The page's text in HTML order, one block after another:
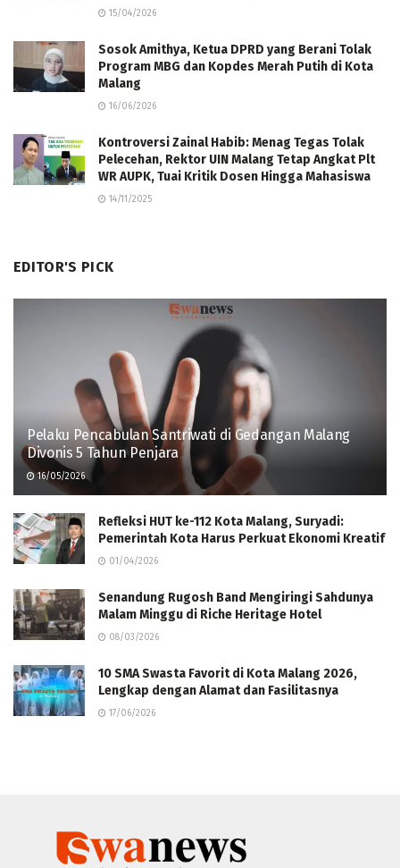
15/04/2026
Sosok Amithya, Ketua DPRD yang Berani Tolak
Program MBG dan Kopdes Merah Putih di Kota
Malang
16/06/2026
Kontroversi Zainal Habib: Menag Tegas Tolak
Pelecehan, Rektor UIN Malang Tetap Angkat Plt
WR AUPK, Tuai Kritik Dosen Hingga Mahasiswa
14/11/2025
EDITOR'S PICK
Pelaku Pencabulan Santriwati di Gedangan Malang
Divonis 5 Tahun Penjara ‎
16/05/2026
Refleksi HUT ke-112 Kota Malang, Suryadi:
Pemerintah Kota Harus Perkuat Ekonomi Kreatif
01/04/2026
Senandung Rugosh Band Mengiringi Sahdunya
Malam Minggu di Riche Heritage Hotel
08/03/2026
10 SMA Swasta Favorit di Kota Malang 2026,
Lengkap dengan Alamat dan Fasilitasnya
17/06/2026